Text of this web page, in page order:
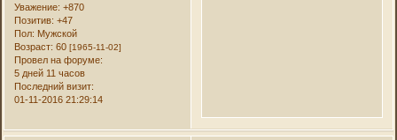
Уважение: +870
Позитив: +47
Пол: Мужской
Возраст: 60[1965-11-02]
Провел на форуме:
5 дней 11 часов
Последний визит:
01-11-2016 21:29:14